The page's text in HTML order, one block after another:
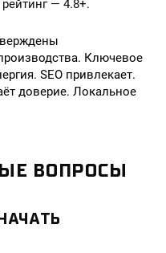
— 4.8+.
Ключевое
SEO привлекает.
доверие. Локальное
ВОПРОСЫ